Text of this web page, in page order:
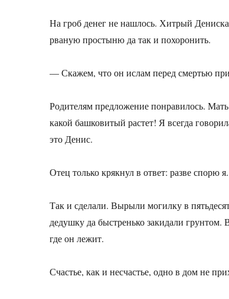
На гроб денег не нашлось. Хитрый
рваную простыню да так и похоронить.
— Скажем, что он ислам перед смертью
Родителям предложение понравилось.
какой башковитый растет! Я всегда
это Денис.
Отец только крякнул в ответ: разве спорю я.
Так и сделали. Вырыли могилку в
дедушку да быстренько закидали
где он лежит.
Счастье, как и несчастье, одно в дом не